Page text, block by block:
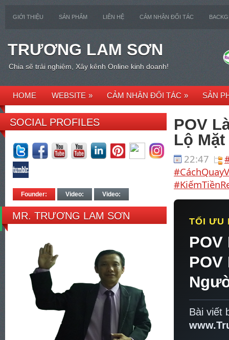
GIỚI THIỆU SẢN PHẨM LIÊN HỆ CẢM NHẬN ĐỐI TÁC
TRƯƠNG LAM SƠN
Chia sẽ trải nghiệm, Xây kênh Online kinh doanh!
HOME WEBSITE » CẢM NHẬN ĐỐI TÁC » SẢN
SOCIAL PROFILES
Founder: Video: Video:
MR. TRƯƠNG LAM SƠN
POV
Lộ
22:47
TỐI ƯU
Bài viết